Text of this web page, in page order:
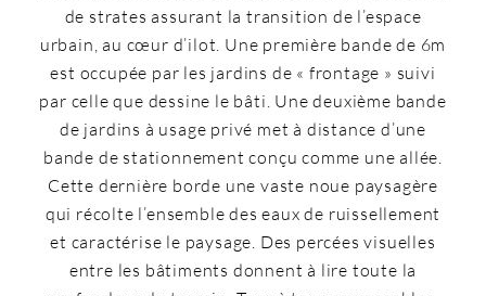
de strates assurant la transition de l’espace
urbain, au cœur d’ilot. Une première bande de 6m
est occupée par les jardins de « frontage » suivi
par celle que dessine le bâti. Une deuxième bande
de jardins à usage privé met à distance d’une
bande de stationnement conçu comme une allée.
Cette dernière borde une vaste noue paysagère
qui récolte l’ensemble des eaux de ruissellement
et caractérise le paysage. Des percées visuelles
entre les bâtiments donnent à lire toute la